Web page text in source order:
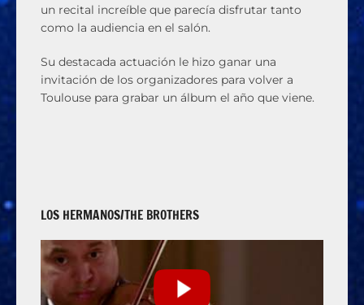
un recital increíble que parecía disfrutar tanto
como la audiencia en el salón.
Su destacada actuación le hizo ganar una
invitación de los organizadores para volver a
Toulouse para grabar un álbum el año que viene.
LOS HERMANOS/THE BROTHERS